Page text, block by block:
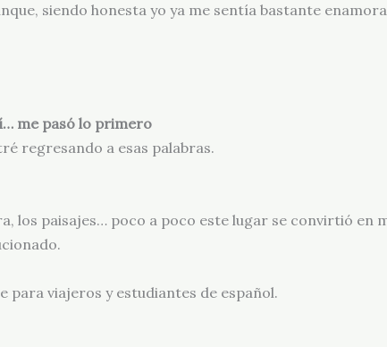
siendo honesta yo ya me sentía bastante
me pasó lo primero
regresando a esas palabras.
los paisajes… poco a poco este lugar se convirtió en
para viajeros y estudiantes de español.